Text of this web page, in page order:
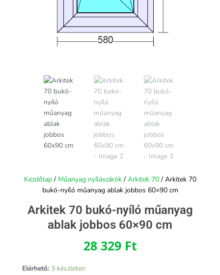
Kezdőlap/ Műanyag nyílászárók/ Arkitek 70/ Arkitek 70
bukó-nyíló műanyag ablak jobbos 60×90 cm
Arkitek 70 bukó-nyíló műanyag
ablak jobbos 60×90 cm
28 329 Ft
Elérhető: 3 készleten